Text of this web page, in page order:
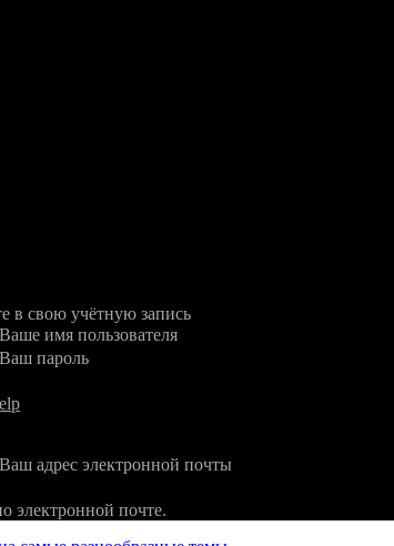
в свою учётную запись
Ваше имя пользователя
Ваш пароль
Ваш адрес электронной почты
электронной почте.